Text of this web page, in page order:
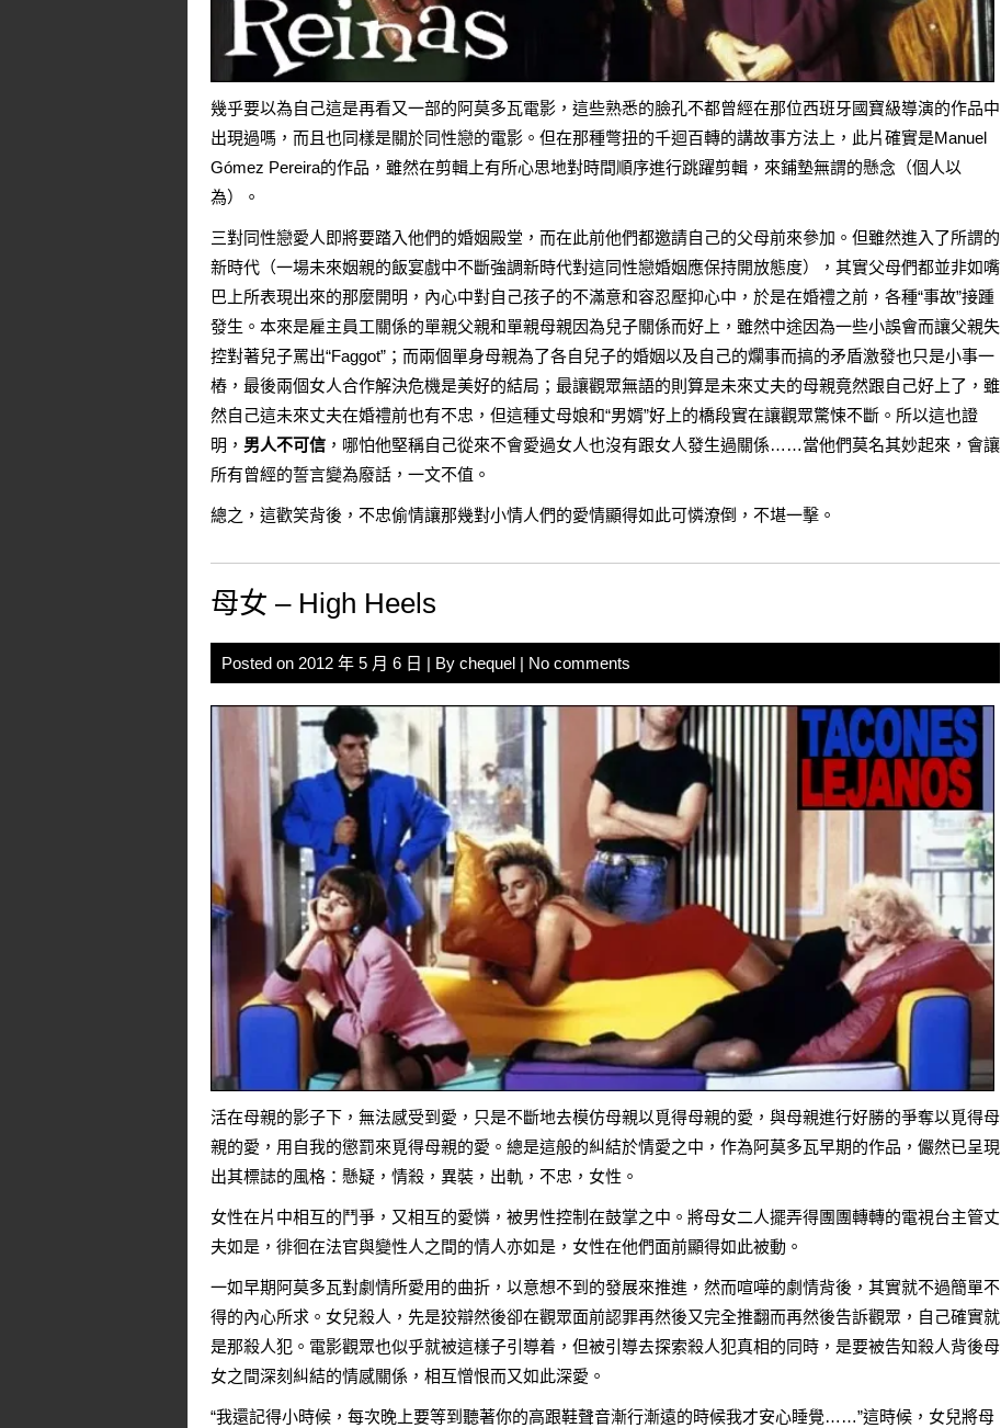
幾乎要以為自己這是再看又一部的阿莫多瓦電影，這些熟悉的臉孔不都曾經在那位西班牙國寶級導演的作品中
出現過嗎，而且也同樣是關於同性戀的電影。但在那種彆扭的千迴百轉的講故事方法上，此片確實是Manuel
Gómez Pereira的作品，雖然在剪輯上有所心思地對時間順序進行跳躍剪輯，來鋪墊無謂的懸念（個人以
為）。
三對同性戀愛人即將要踏入他們的婚姻殿堂，而在此前他們都邀請自己的父母前來參加。但雖然進入了所謂的
新時代（一場未來姻親的飯宴戲中不斷強調新時代對這同性戀婚姻應保持開放態度），其實父母們都並非如嘴
巴上所表現出來的那麼開明，內心中對自己孩子的不滿意和容忍壓抑心中，於是在婚禮之前，各種“事故”接踵
發生。本來是雇主員工關係的單親父親和單親母親因為兒子關係而好上，雖然中途因為一些小誤會而讓父親失
控對著兒子罵出“Faggot”；而兩個單身母親為了各自兒子的婚姻以及自己的爛事而搞的矛盾激發也只是小事一
樁，最後兩個女人合作解決危機是美好的結局；最讓觀眾無語的則算是未來丈夫的母親竟然跟自己好上了，雖
然自己這未來丈夫在婚禮前也有不忠，但這種丈母娘和“男婿”好上的橋段實在讓觀眾驚悚不斷。所以這也證
明， 男人不可信 ，哪怕他堅稱自己從來不會愛過女人也沒有跟女人發生過關係……當他們莫名其妙起來，會讓
所有曾經的誓言變為廢話，一文不值。
總之，這歡笑背後，不忠偷情讓那幾對小情人們的愛情顯得如此可憐潦倒，不堪一擊。
母女 – High Heels
Posted on 2012 年 5 月 6 日 | By chequel | No comments
活在母親的影子下，無法感受到愛，只是不斷地去模仿母親以覓得母親的愛，與母親進行好勝的爭奪以覓得母
親的愛，用自我的懲罰來覓得母親的愛。總是這般的糾結於情愛之中，作為阿莫多瓦早期的作品，儼然已呈現
出其標誌的風格：懸疑，情殺，異裝，出軌，不忠，女性。
女性在片中相互的鬥爭，又相互的愛憐，被男性控制在鼓掌之中。將母女二人擺弄得團團轉轉的電視台主管丈
夫如是，徘徊在法官與變性人之間的情人亦如是，女性在他們面前顯得如此被動。
一如早期阿莫多瓦對劇情所愛用的曲折，以意想不到的發展來推進，然而喧嘩的劇情背後，其實就不過簡單不
得的內心所求。女兒殺人，先是狡辯然後卻在觀眾面前認罪再然後又完全推翻而再然後告訴觀眾，自己確實就
是那殺人犯。電影觀眾也似乎就被這樣子引導着，但被引導去探索殺人犯真相的同時，是要被告知殺人背後母
女之間深刻糾結的情感關係，相互憎恨而又如此深愛。
“我還記得小時候，每次晚上要等到聽著你的高跟鞋聲音漸行漸遠的時候我才安心睡覺……”這時候，女兒將母